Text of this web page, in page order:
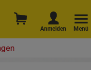
Anmelden Menü